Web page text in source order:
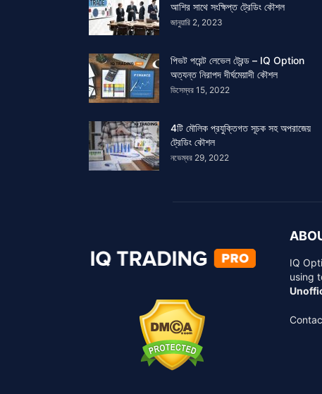
আশির সাথে সংক্ষিপ্ত ট্রেডিং কৌশল
জানুয়ারি 2, 2023
পিভট পয়েন্ট লেভেল ট্রেন্ড – IQ Option
অত্যন্ত নিরাপদ দীর্ঘমেয়াদী কৌশল
ডিসেম্বর 15, 2022
4টি মৌলিক প্রযুক্তিগত সূচক সহ অপরাজেয়
ট্রেডিং কৌশল
নভেম্বর 29, 2022
IQ
using